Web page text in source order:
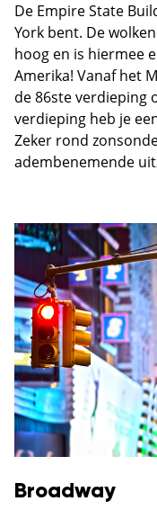
De Empire State
York bent. De
hoog en is hiermee
Amerika! Vanaf het
de 86ste verdieping
verdieping heb je
Zeker rond
adembenemende
Broadway